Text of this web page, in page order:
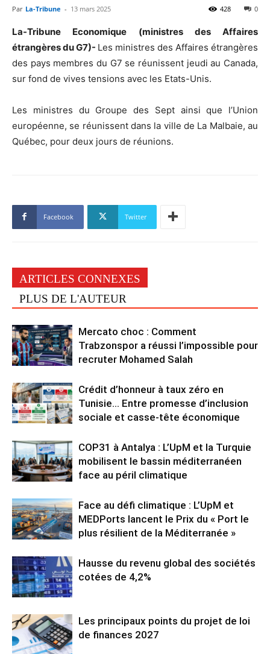
Par La-Tribune - 13 mars 2025 0
428
La-Tribune Economique (ministres des Affaires
étrangères du G7)- Les ministres des Affaires étrangères
des pays membres du G7 se réunissent jeudi au Canada,
sur fond de vives tensions avec les Etats-Unis.
Les ministres du Groupe des Sept ainsi que l’Union
européenne, se réunissent dans la ville de La Malbaie, au
Québec, pour deux jours de réunions.
Facebook Twitter
ARTICLES CONNEXES
PLUS DE L'AUTEUR
Mercato choc : Comment
Trabzonspor a réussi l’impossible pour
recruter Mohamed Salah
Crédit d’honneur à taux zéro en
Tunisie… Entre promesse d’inclusion
sociale et casse-tête économique
COP31 à Antalya : L’UpM et la Turquie
mobilisent le bassin méditerranéen
face au péril climatique
Face au défi climatique : L’UpM et
MEDPorts lancent le Prix du « Port le
plus résilient de la Méditerranée »
Hausse du revenu global des sociétés
cotées de 4,2%
Les principaux points du projet de loi
de finances 2027